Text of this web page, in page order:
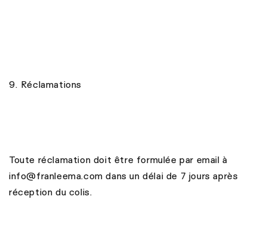
9. Réclamations
Toute réclamation doit être formulée par email à
info@franleema.com dans un délai de 7 jours après
réception du colis.